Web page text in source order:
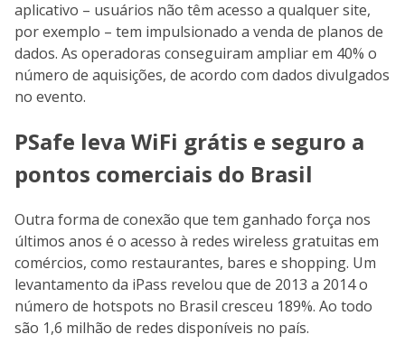
aplicativo – usuários não têm acesso a qualquer site,
por exemplo – tem impulsionado a venda de planos de
dados. As operadoras conseguiram ampliar em 40% o
número de aquisições, de acordo com dados divulgados
no evento.
PSafe leva WiFi grátis e seguro a
pontos comerciais do Brasil
Outra forma de conexão que tem ganhado força nos
últimos anos é o acesso à redes wireless gratuitas em
comércios, como restaurantes, bares e shopping. Um
levantamento da iPass revelou que de 2013 a 2014 o
número de hotspots no Brasil cresceu 189%. Ao todo
são 1,6 milhão de redes disponíveis no país.